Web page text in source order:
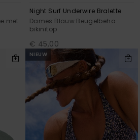
met
Night Surf Underwire Bralette
Dames Blauw Beugelbeha
bikinitop
€ 45,00
NIEUW